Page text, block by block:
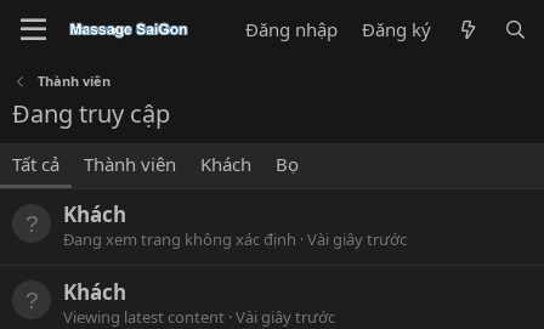
Đăng nhập Đăng ký
Thành viên
Đang truy cập
Tất cả Thành viên Khách Bọ
Khách
Đang xem trang không xác định Vài giây trước
Khách
Viewing latest content Vài giây trước